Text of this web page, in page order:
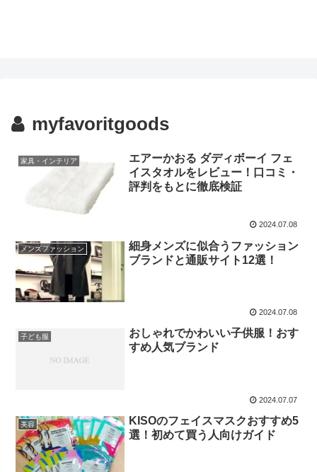
myfavoritgoods
家具・インテリア
エアーかおる ダディボーイ フェ
イスタオルをレビュー！口コミ・
評判をもとに徹底検証
2024.07.08
メンズファッション
細身メンズに似合うファッション
ブランドと通販サイト12選！
2024.07.08
子ども服
おしゃれでかわいい子供服！おす
すめ人気ブランド
2024.07.07
美容
KISOのフェイスマスクおすすめ5
選！初めて買う人向けガイド